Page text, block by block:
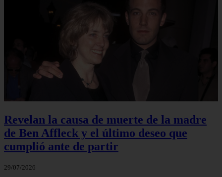
Revelan la causa de muerte de la madre
de Ben Affleck y el último deseo que
cumplió ante de partir
29/07/2026